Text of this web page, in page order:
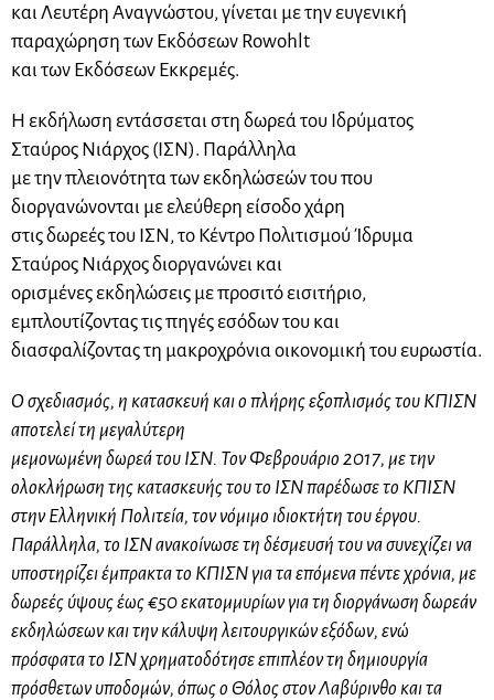
και Λευτέρη Αναγνώστου, γίνεται με την ευγενική
παραχώρηση των Εκδόσεων Rowohlt
και των Εκδόσεων Εκκρεμές.
Η εκδήλωση εντάσσεται στη δωρεά του Ιδρύματος
Σταύρος Νιάρχος (ΙΣΝ). Παράλληλα
με την πλειονότητα των εκδηλώσεών του που
διοργανώνονται με ελεύθερη είσοδο χάρη
στις δωρεές του ΙΣΝ, το Κέντρο Πολιτισμού Ίδρυμα
Σταύρος Νιάρχος διοργανώνει και
ορισμένες εκδηλώσεις με προσιτό εισιτήριο,
εμπλουτίζοντας τις πηγές εσόδων του και
διασφαλίζοντας τη μακροχρόνια οικονομική του ευρωστία.
Ο σχεδιασμός, η κατασκευή και ο πλήρης εξοπλισμός του ΚΠΙΣΝ
αποτελεί τη μεγαλύτερη
μεμονωμένη δωρεά του ΙΣΝ. Τον Φεβρουάριο 2017, με την
ολοκλήρωση της κατασκευής του το ΙΣΝ παρέδωσε το ΚΠΙΣΝ
στην Ελληνική Πολιτεία, τον νόμιμο ιδιοκτήτη του έργου.
Παράλληλα, το ΙΣΝ ανακοίνωσε τη δέσμευσή του να συνεχίζει να
υποστηρίζει έμπρακτα το ΚΠΙΣΝ για τα επόμενα πέντε χρόνια, με
δωρεές ύψους έως €50 εκατομμυρίων για τη διοργάνωση δωρεάν
εκδηλώσεων και την κάλυψη λειτουργικών εξόδων, ενώ
πρόσφατα το ΙΣΝ χρηματοδότησε επιπλέον τη δημιουργία
πρόσθετων υποδομών, όπως ο Θόλος στον Λαβύρινθο και τα